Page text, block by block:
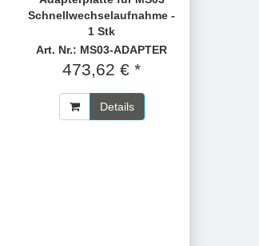
Schnellwechselaufnahme -
1 Stk
Art. Nr.: MS03-ADAPTER
473,62 € *
Details